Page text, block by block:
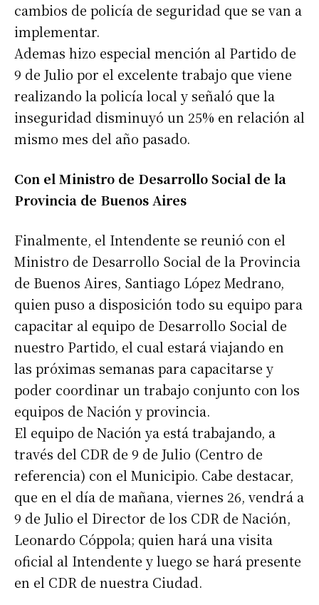
cambios de policía de seguridad que se van a
implementar.
Ademas hizo especial mención al Partido de
9 de Julio por el excelente trabajo que viene
realizando la policía local y señaló que la
inseguridad disminuyó un 25% en relación al
mismo mes del año pasado.
Con el Ministro de Desarrollo Social de la
Provincia de Buenos Aires
Finalmente, el Intendente se reunió con el
Ministro de Desarrollo Social de la Provincia
de Buenos Aires, Santiago López Medrano,
quien puso a disposición todo su equipo para
capacitar al equipo de Desarrollo Social de
nuestro Partido, el cual estará viajando en
las próximas semanas para capacitarse y
poder coordinar un trabajo conjunto con los
equipos de Nación y provincia.
El equipo de Nación ya está trabajando, a
través del CDR de 9 de Julio (Centro de
referencia) con el Municipio. Cabe destacar,
que en el día de mañana, viernes 26, vendrá a
9 de Julio el Director de los CDR de Nación,
Leonardo Cóppola; quien hará una visita
oficial al Intendente y luego se hará presente
en el CDR de nuestra Ciudad.